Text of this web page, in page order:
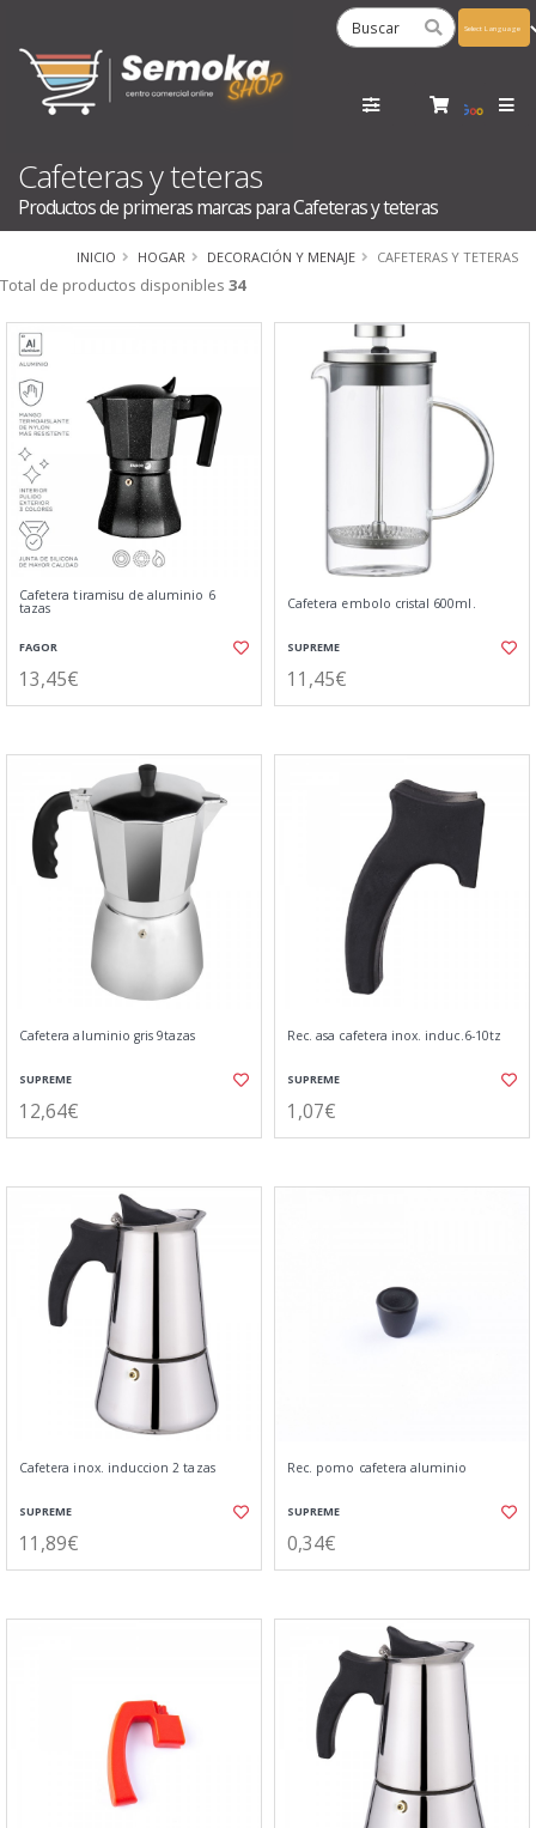
Cafeteras y teteras
Productos de primeras marcas para Cafeteras y teteras
INICIO HOGAR DECORACIÓN Y MENAJE CAFETERAS Y TETERAS
Total de productos disponibles 34
Cafetera tiramisu de aluminio 6
tazas
FAGOR
13,45€
Cafetera embolo cristal 600ml.
SUPREME
11,45€
Cafetera aluminio gris 9tazas
SUPREME
12,64€
Rec. asa cafetera inox. induc.6-10tz
SUPREME
1,07€
Cafetera inox. induccion 2 tazas
SUPREME
11,89€
Rec. pomo cafetera aluminio
SUPREME
0,34€